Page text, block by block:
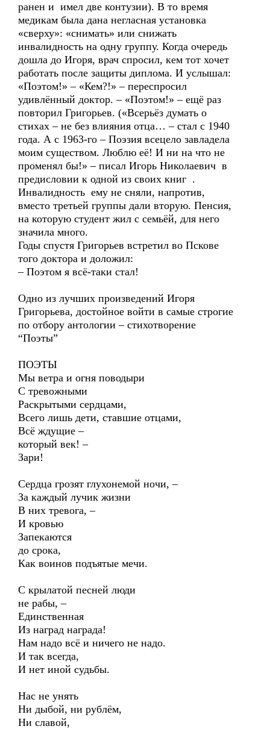
ранен и имел две контузии). В то время
медикам была дана негласная установка
«сверху»: «снимать» или снижать
инвалидность на одну группу. Когда очередь
дошла до Игоря, врач спросил, кем тот хочет
работать после защиты диплома. И услышал:
«Поэтом!» – «Кем?!» – переспросил
удивлённый доктор. – «Поэтом!» – ещё раз
повторил Григорьев. («Всерьёз думать о
стихах – не без влияния отца… – стал с 1940
года. А с 1963-го – Поэзия всецело завладела
моим существом. Люблю её! И ни на что не
променял бы!» – писал Игорь Николаевич в
предисловии к одной из своих книг .
Инвалидность ему не сняли, напротив,
вместо третьей группы дали вторую. Пенсия,
на которую студент жил с семьёй, для него
значила много.
Годы спустя Григорьев встретил во Пскове
того доктора и доложил:
– Поэтом я всё-таки стал!
Одно из лучших произведений Игоря
Григорьева, достойное войти в самые строгие
по отбору антологии – стихотворение
“Поэты”
ПОЭТЫ
Мы ветра и огня поводыри
С тревожными
Раскрытыми сердцами,
Всего лишь дети, ставшие отцами,
Всё ждущие –
который век! –
Зари!
Сердца грозят глухонемой ночи, –
За каждый лучик жизни
В них тревога, –
И кровью
Запекаются
до срока,
Как воинов подъятые мечи.
С крылатой песней люди
не рабы, –
Единственная
Из наград награда!
Нам надо всё и ничего не надо.
И так всегда,
И нет иной судьбы.
Нас не унять
Ни дыбой, ни рублём,
Ни славой,